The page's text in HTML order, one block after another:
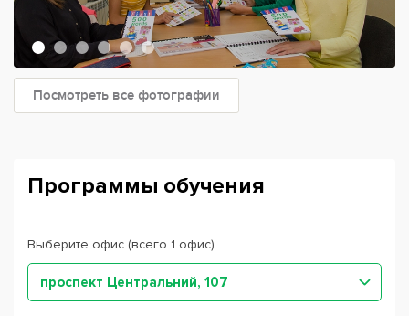
Посмотреть все фотографии
Программы обучения
Выберите офис (всего 1 офис)
проспект Центральний, 107